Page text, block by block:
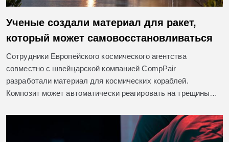
Ученые создали материал для ракет,
который может самовосстановливаться
Сотрудники Европейского космического агентства
совместно с швейцарской компанией CompPair
разработали материал для космических кораблей.
Композит может автоматически реагировать на трещины…